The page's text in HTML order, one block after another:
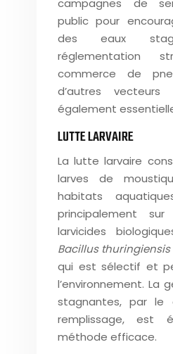
campagnes de
public pour
des eaux
réglementation
commerce de
d’autres
également
LUTTE LARVAIRE
La lutte larvaire
larves de
habitats
principalement sur
larvicides
Bacillus
qui est sélectif et
l’environnement. La
stagnantes, par le
remplissage, est
méthode efficace.